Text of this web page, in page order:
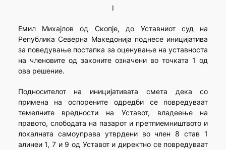
I
Емил Михајлов од Скопје, до Уставниот суд на
Република Северна Македонија поднесе иницијатива
за поведување постапка за оценување на уставноста
на членовите од законите означени во точката 1 од
ова решение.
Подносителот на иницијативата смета дека со
примена на оспорените одредби се повредуваат
темелните вредности на Уставот, владеење на
правото, слободата на пазарот и претпиемништвото и
локалната самоуправа утврдени во член 8 став 1
алинеи 1, 7 и 9 од Уставот и директно се повредуваат